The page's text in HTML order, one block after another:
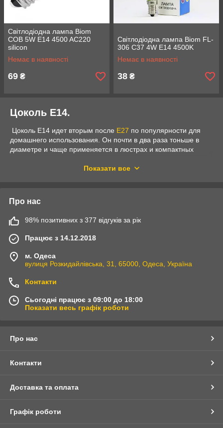
Світлодіодна лампа Biom
COB 5W E14 4500 AC220
silicon
Немає в наявності
69 ₴
Світлодіодна лампа Biom FL-
306 C37 4W E14 4500K
Немає в наявності
38 ₴
Цоколь E14.
Цоколь E14 идет вторым после E27 по популярности для
домашнего использования. Он почти в два раза тоньше в
диаметре и чаще применяется в люстрах и компактных
Интернет-магазин "Spectools" предлагает большой выбор
ленты, блоки питания и управление. Весь спектр
лет!
Показати все
Про нас
98% позитивних з 377 відгуків за рік
Працює з 14.12.2018
м. Одеса
вулиця Розкидайлівська, 31, 65000, Одеса, Україна
Контакти
Сьогодні працює з 09:00 до 18:00
Показати весь графік роботи
Про нас
Контакти
Доставка та оплата
Графік роботи